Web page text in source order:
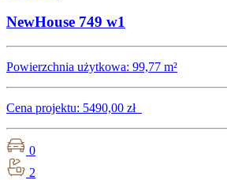
NewHouse 749 w1
Powierzchnia użytkowa: 99,77 m²
Cena projektu: 5490,00 zł
0
2